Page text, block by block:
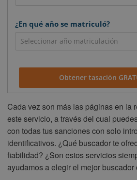
¿En qué año se matriculó?
Obtener tasación
Cada vez son más las páginas en la
este servicio, a través del cual
con todas tus sanciones con solo
identificativos. ¿Qué buscador te
fiabilidad? ¿Son estos servicios
ayudamos a elegir el mejor buscador